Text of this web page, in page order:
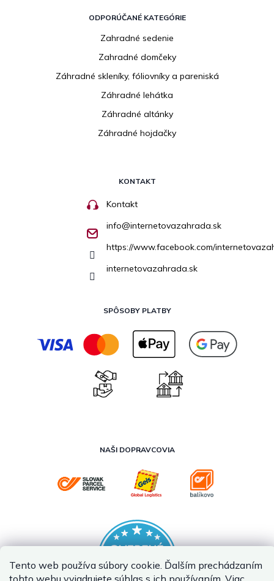
Tento web používa súbory cookie. Ďalším prechádzaním
tohto webu vyjadrujete súhlas s ich používaním. Viac
ODPORÚČANÉ KATEGÓRIE
Zahradné sedenie
Zahradné domčeky
Záhradné skleníky, fóliovníky a pareniská
Záhradné lehátka
Záhradné altánky
Záhradné hojdačky
KONTAKT
Kontakt
info@internetovazahrada.sk
https://www.facebook.com/
internetovazahrada.sk
SPÔSOBY PLATBY
NAŠI DOPRAVCOVIA